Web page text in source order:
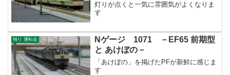
灯りが点くと一気に雰囲気がよくなりま
す
独り 運転会
Nゲージ 1071 －EF65 前期型
と あけぼの－
「あけぼの」を掲げたPFが新鮮に感じま
す